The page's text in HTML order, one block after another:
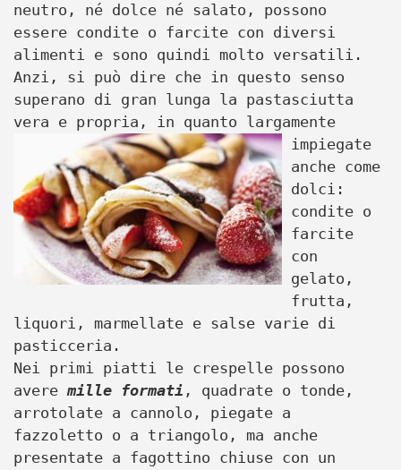
neutro, né dolce né salato, possono
essere condite o farcite con diversi
alimenti e sono quindi molto versatili.
Anzi, si può dire che in questo senso
superano di gran lunga la pastasciutta
vera e propria, in quanto largamente
impiegate
anche come
dolci:
condite o
farcite
con
gelato,
frutta,
liquori, marmellate e salse varie di
pasticceria.
Nei primi piatti le crespelle possono
averemille formati , quadrate o tonde,
arrotolate a cannolo, piegate a
fazzoletto o a triangolo, ma anche
presentate a fagottino chiuse con un